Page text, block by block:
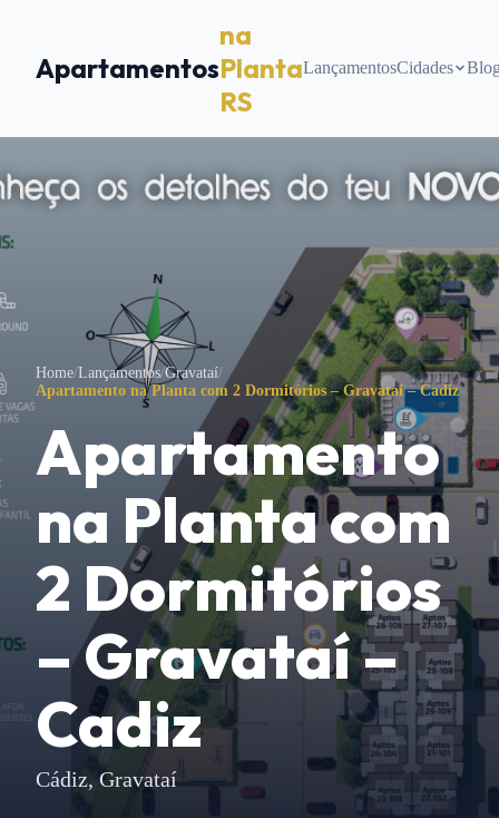
Apartamentos
na
Planta
RS
LançamentosCidades
Home/Lançamentos/Gravataí/
Apartamento na Planta com 2 Dormitórios – Gravataí – Cadiz
Apartamento
na Planta com
2 Dormitórios
– Gravataí –
Cadiz
Cádiz, Gravataí